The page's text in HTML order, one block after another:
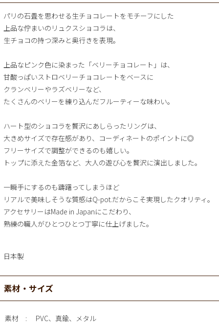
パリの石畳を思わせる生チョコレートをモチーフにした
上品な佇まいのリュクスショコラは、
生チョコの持つ深みと奥行きを表現。
上品なピンク色に染まった「ベリーチョコレート」は、
甘酸っぱいストロベリーチョコレートをベースに
クランベリーやラズベリーなど、
たくさんのベリーを練り込んだフルーティーな味わい。
ハート型のショコラを贅沢にあしらったリングは、
大きめサイズで存在感があり、コーディネートのポイントに◎
フリーサイズで調整ができるのも嬉しい。
トップに添えた金箔など、大人の遊び心を贅沢に演出しました。
一瞬手にするのも躊躇ってしまうほど
リアルで美味しそうな質感はQ-pot.だからこそ実現したクオリティ。
アクセサリーはMade in Japanにこだわり、
熟練の職人がひとつひとつ丁寧に仕上げました。
日本製
素材・サイズ
素材
PVC、真鍮、メタル